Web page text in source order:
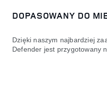
DOPASOWANY DO
Dzięki naszym najbardziej
Defender jest przygotowany